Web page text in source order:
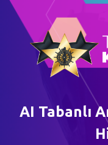
AI Tabanlı